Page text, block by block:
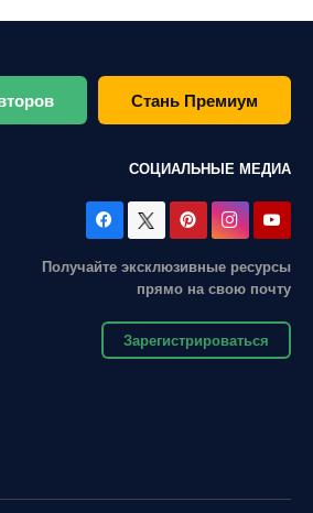
Стань Премиум
СОЦИАЛЬНЫЕ МЕДИА
Получайте эксклюзивные ресурсы
прямо на свою почту
Зарегистрироваться